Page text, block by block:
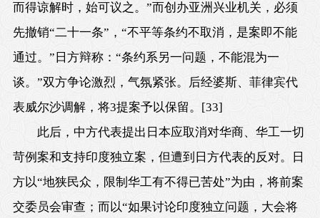
而得谅解时，始可议之。”而创办亚洲兴业机关，必须
先撤销“二十一条”，“不平等条约不取消，是案即不能
通过。”日方辩称：“条约系另一问题，不能混为一
谈。”双方争论激烈，气氛紧张。后经婆斯、菲律宾代
表威尔沙调解，将3提案予以保留。
[33]
此后，中方代表提出日本应取消对华商、华工一切
苛例案和支持印度独立案，但遭到日方代表的反对。日
方以“地狭民众，限制华工有不得已苦处”为由，将前案
交委员会审查；而以“如果讨论印度独立问题，大会将